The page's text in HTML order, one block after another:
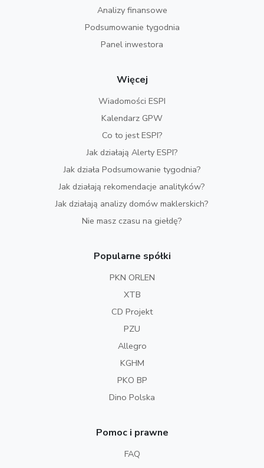
Analizy finansowe
Podsumowanie tygodnia
Panel inwestora
Więcej
Wiadomości ESPI
Kalendarz GPW
Co to jest ESPI?
Jak działają Alerty ESPI?
Jak działa Podsumowanie tygodnia?
Jak działają rekomendacje analityków?
Jak działają analizy domów maklerskich?
Nie masz czasu na giełdę?
Popularne spółki
PKN ORLEN
XTB
CD Projekt
PZU
Allegro
KGHM
PKO BP
Dino Polska
Pomoc i prawne
FAQ